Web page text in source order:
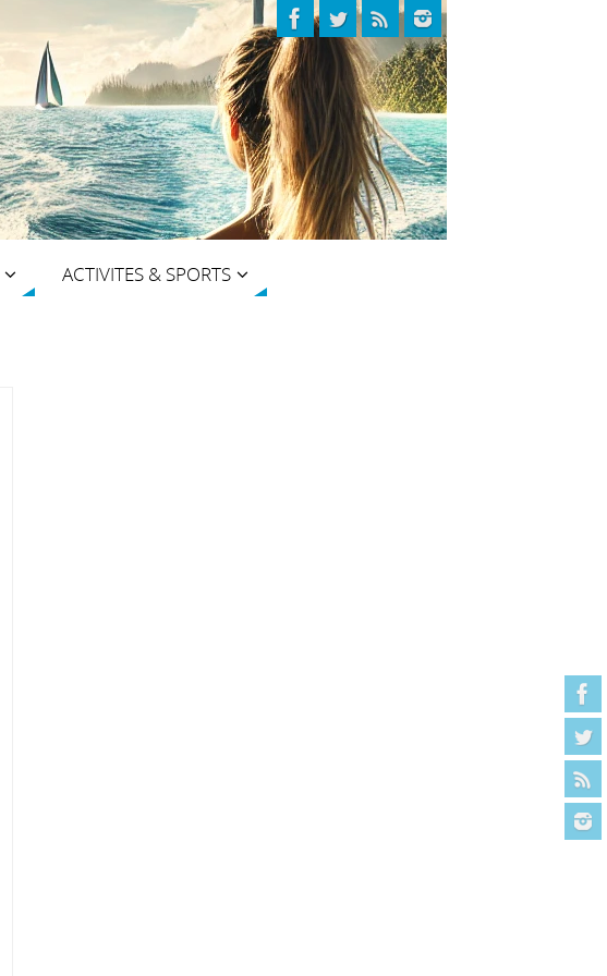
ACTIVITES & SPORTS